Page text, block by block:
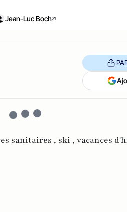
Jean-Luc Boch
sanitaires , ski , vacances